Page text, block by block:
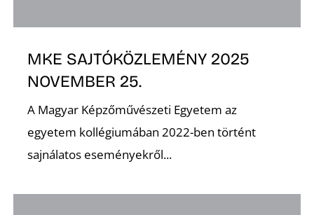
MKE SAJTÓKÖZLEMÉNY 2025
NOVEMBER 25.
A Magyar Képzőművészeti Egyetem az
egyetem kollégiumában 2022-ben történt
sajnálatos eseményekről...